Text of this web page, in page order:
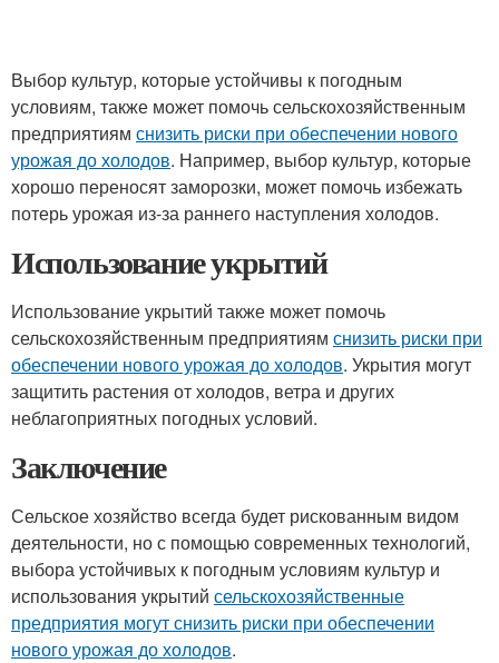
Выбор культур, которые устойчивы к погодным
условиям, также может помочь сельскохозяйственным
предприятиям снизить риски при обеспечении нового
урожая до холодов. Например, выбор культур, которые
хорошо переносят заморозки, может помочь избежать
потерь урожая из-за раннего наступления холодов.
Использование укрытий
Использование укрытий также может помочь
сельскохозяйственным предприятиям снизить риски при
обеспечении нового урожая до холодов. Укрытия могут
защитить растения от холодов, ветра и других
неблагоприятных погодных условий.
Заключение
Сельское хозяйство всегда будет рискованным видом
деятельности, но с помощью современных технологий,
выбора устойчивых к погодным условиям культур и
использования укрытий сельскохозяйственные
предприятия могут снизить риски при обеспечении
нового урожая до холодов.